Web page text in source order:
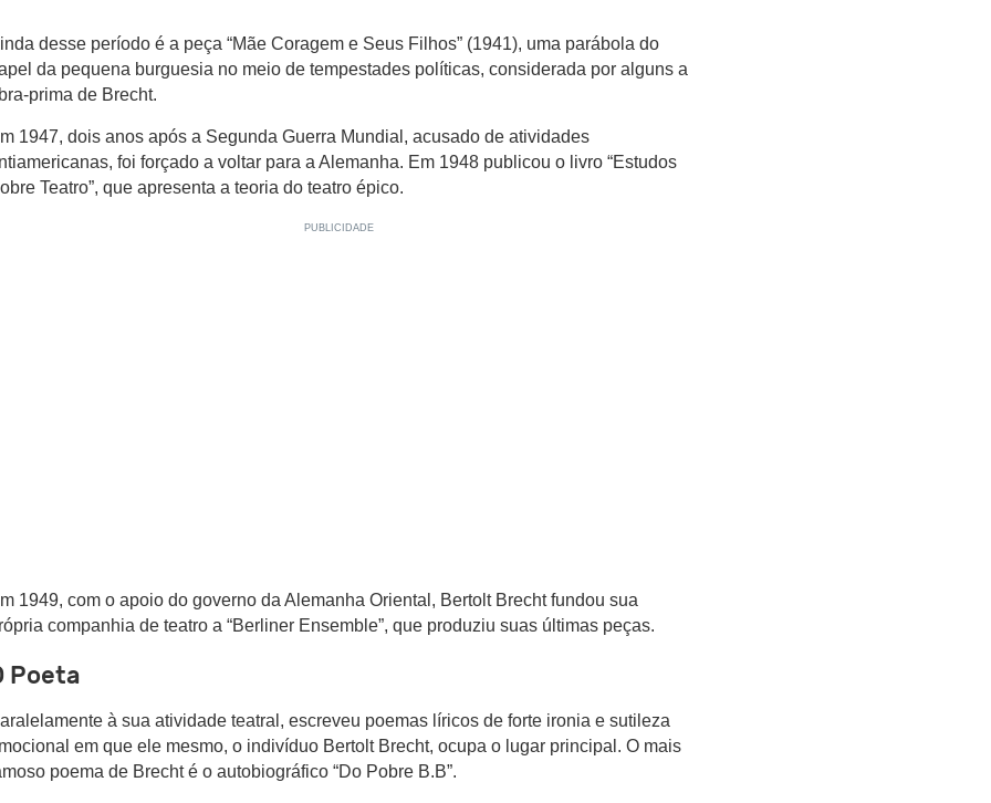
desse período é a peça “Mãe Coragem e Seus Filhos” (1941), uma parábola do
da pequena burguesia no meio de tempestades políticas, considerada por alguns a
prima de Brecht.
1947, dois anos após a Segunda Guerra Mundial, acusado de atividades
foi forçado a voltar para a Alemanha. Em 1948 publicou o livro “Estudos
Teatro”, que apresenta a teoria do teatro épico.
1949, com o apoio do governo da Alemanha Oriental, Bertolt Brecht fundou sua
companhia de teatro a “Berliner Ensemble”, que produziu suas últimas peças.
Poeta
à sua atividade teatral, escreveu poemas líricos de forte ironia e sutileza
em que ele mesmo, o indivíduo Bertolt Brecht, ocupa o lugar principal. O mais
poema de Brecht é o autobiográfico “Do Pobre B.B”.